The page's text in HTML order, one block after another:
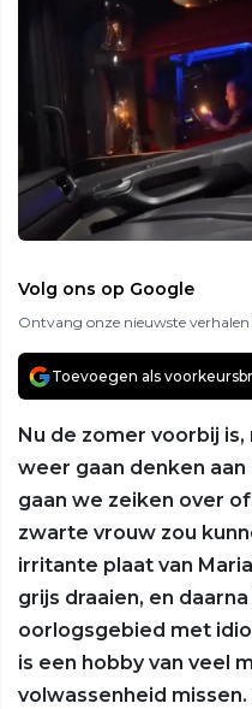
Volg ons op Google
Ontvang onze nieuwste verhalen
Toevoegen als
Nu de zomer voorbij
weer gaan denken
gaan we zeiken over
zwarte vrouw zou
irritante plaat van
grijs draaien, en
oorlogsgebied met
is een hobby van veel
volwassenheid